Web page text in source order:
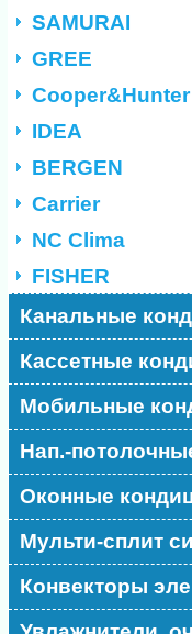
SAMURAI
GREE
Cooper&Hunter
IDEA
BERGEN
Carrier
NC Clima
FISHER
Канальные
Кассетные
Мобильные
Нап.-
Оконные
Мульти-сплит
Конвекторы